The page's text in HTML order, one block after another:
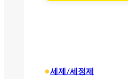
•세제/세정제